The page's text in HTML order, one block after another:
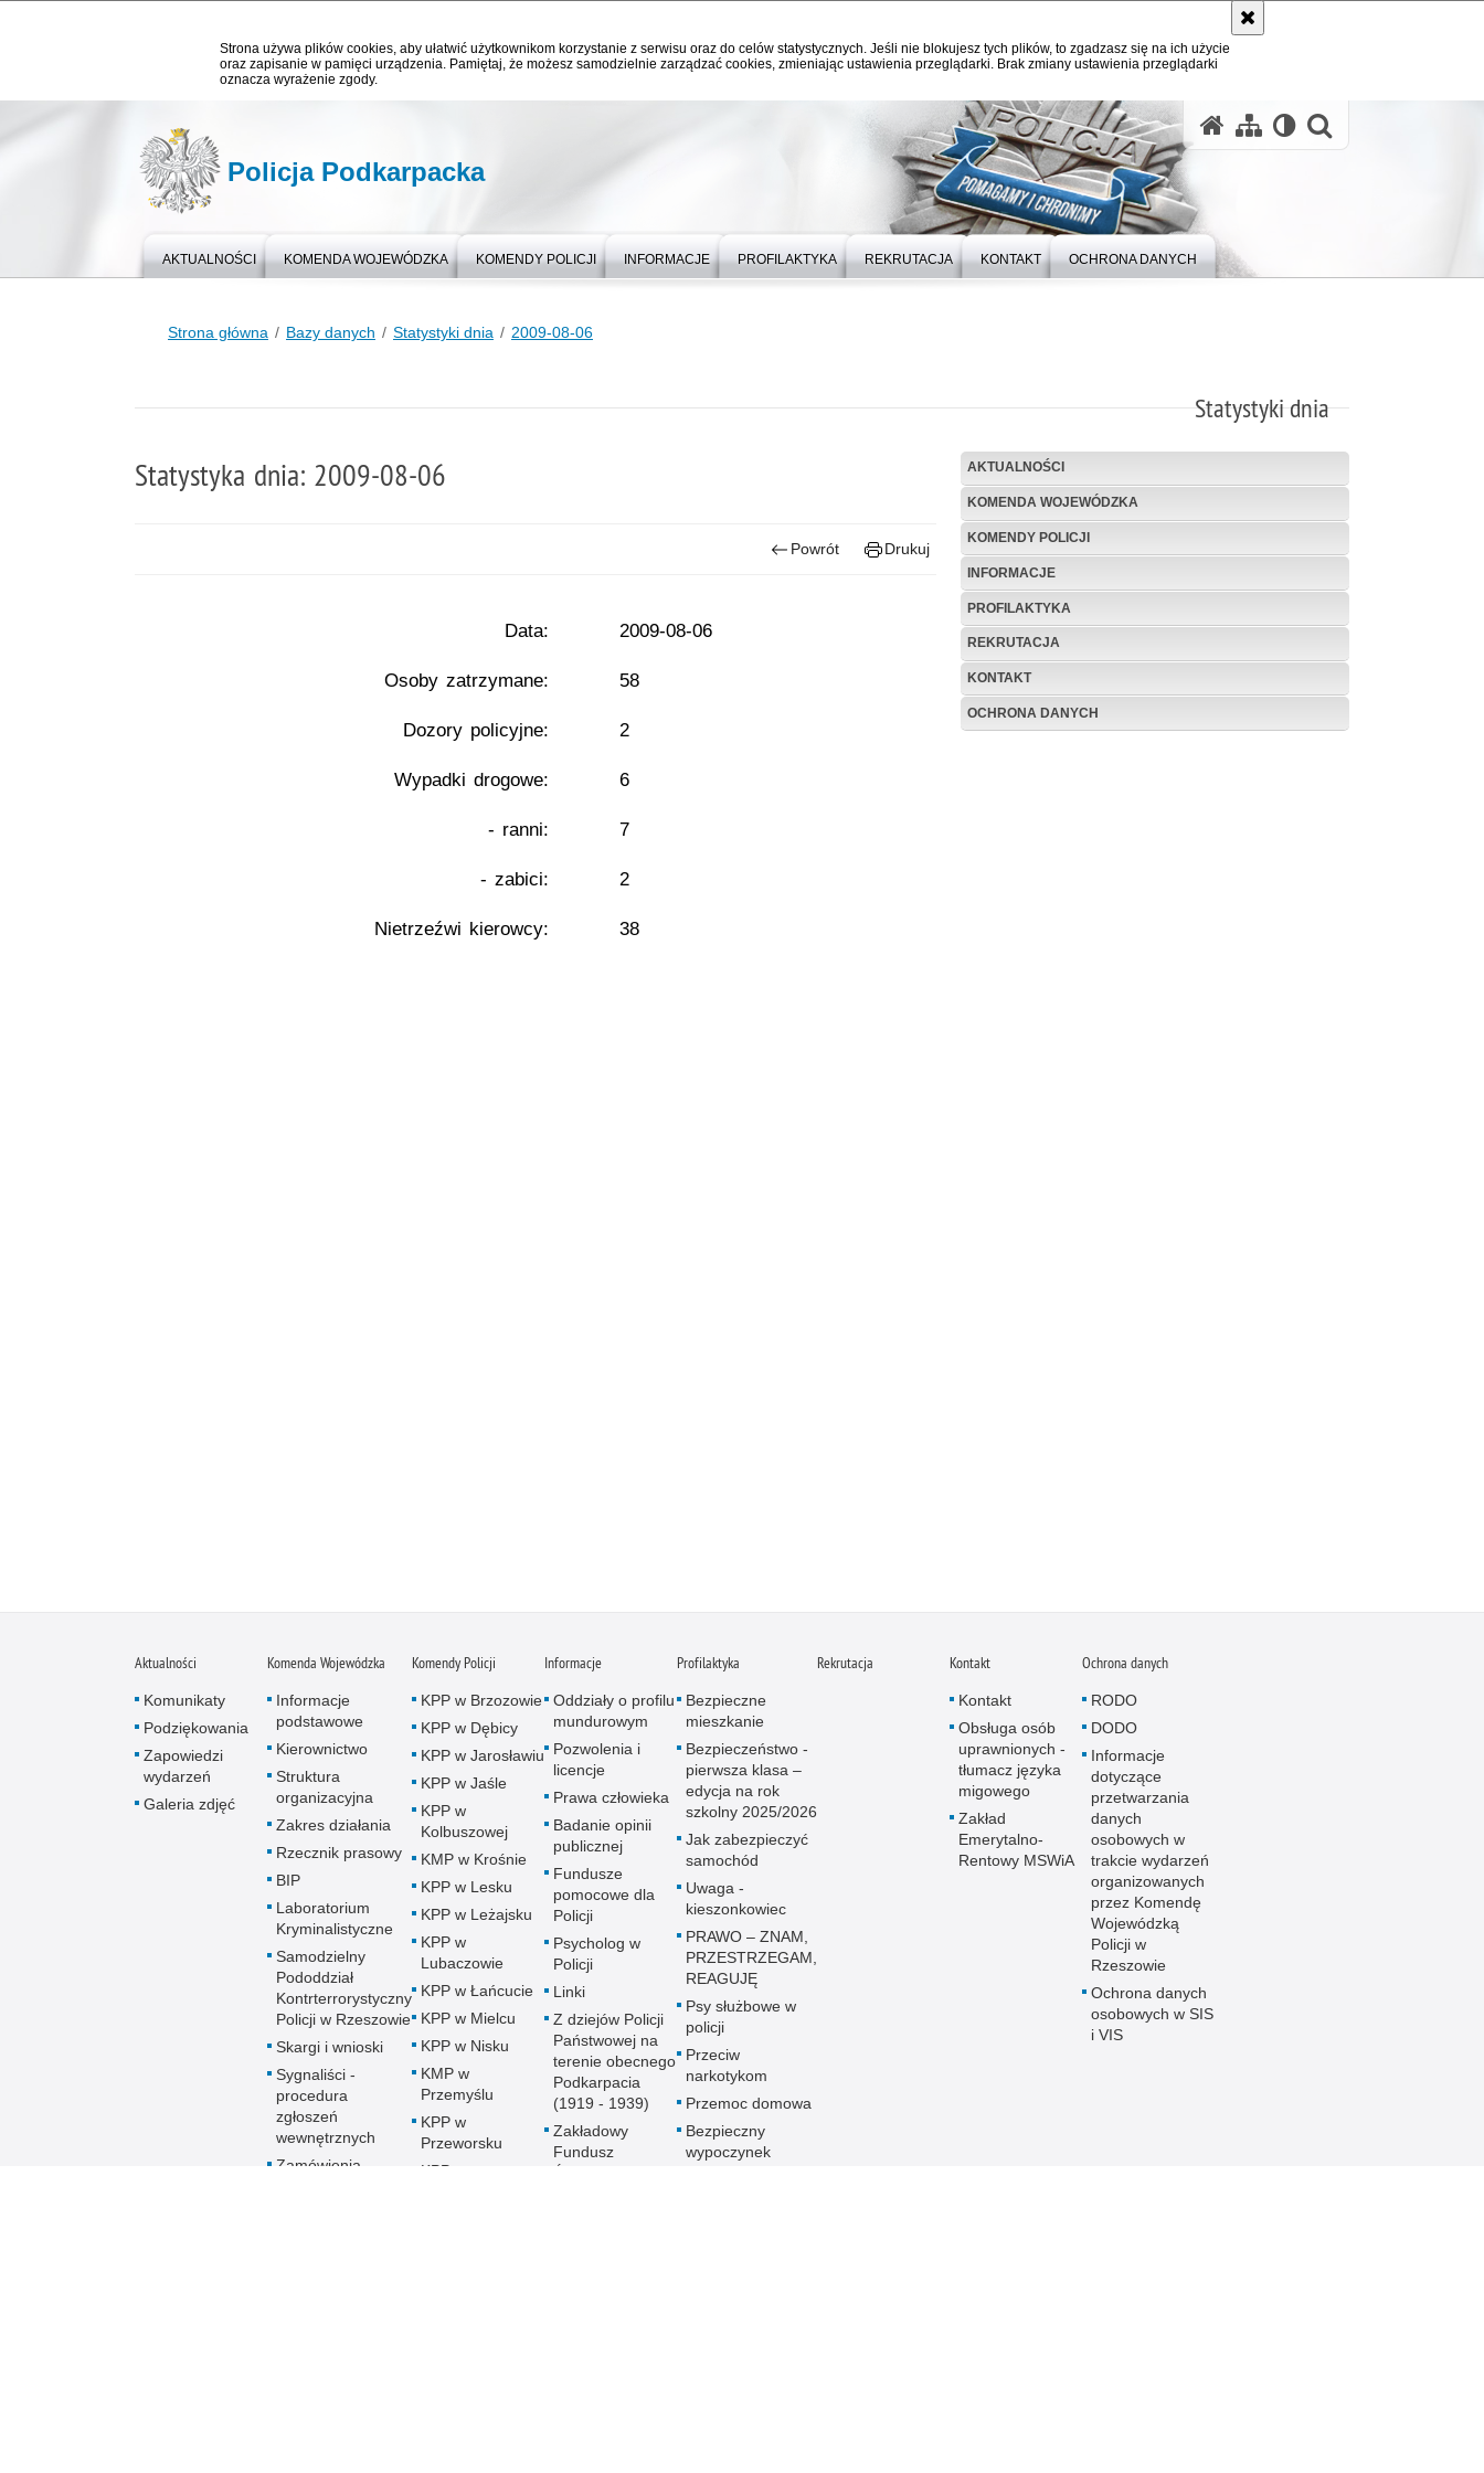
Strona używa plików cookies, aby ułatwić użytkownikom korzystanie z serwisu oraz do celów statystycznych. Jeśli nie blokujesz tych plików, to zgadzasz się na ich użycie
oraz zapisanie w pamięci urządzenia. Pamiętaj, że możesz samodzielnie zarządzać cookies, zmieniając ustawienia przeglądarki. Brak zmiany ustawienia przeglądarki
oznacza wyrażenie zgody.
Policja Podkarpacka
AKTUALNOŚCI KOMENDA WOJEWÓDZKA KOMENDY POLICJI INFORMACJE PROFILAKTYKA REKRUTACJA KONTAKT OCHRONA DANYCH
Strona główna Bazy danych Statystyki dnia 2009-08-06
Statystyki dnia
Statystyka dnia: 2009-08-06
Powrót Drukuj
Data: 2009-08-06
Osoby zatrzymane: 58
Dozory policyjne: 2
Wypadki drogowe: 6
- ranni: 7
- zabici: 2
Nietrzeźwi kierowcy: 38
AKTUALNOŚCI
KOMENDA WOJEWÓDZKA
KOMENDY POLICJI
INFORMACJE
PROFILAKTYKA
REKRUTACJA
KONTAKT
OCHRONA DANYCH
Aktualności
Komunikaty
Podziękowania
Zapowiedzi
wydarzeń
Galeria zdjęć
Komenda Wojewódzka
Informacje
podstawowe
Kierownictwo
Struktura
organizacyjna
Zakres działania
Rzecznik prasowy
BIP
Laboratorium
Kryminalistyczne
Samodzielny
Pododdział
Kontrterrorystyczny
Policji w Rzeszowie
Skargi i wnioski
Sygnaliści -
procedura
zgłoszeń
wewnętrznych
Zamówienia
Komendy Policji
KPP w Brzozowie
KPP w Dębicy
KPP w Jarosławiu
KPP w Jaśle
KPP w
Kolbuszowej
KMP w Krośnie
KPP w Lesku
KPP w Leżajsku
KPP w
Lubaczowie
KPP w Łańcucie
KPP w Mielcu
KPP w Nisku
KMP w
Przemyślu
KPP w
Przeworsku
KPP w
Informacje
Oddziały o profilu
mundurowym
Pozwolenia i
licencje
Prawa człowieka
Badanie opinii
publicznej
Fundusze
pomocowe dla
Policji
Psycholog w
Policji
Linki
Z dziejów Policji
Państwowej na
terenie obecnego
Podkarpacia
(1919 - 1939)
Zakładowy
Fundusz
Profilaktyka
Bezpieczne
mieszkanie
Bezpieczeństwo -
pierwsza klasa –
edycja na rok
szkolny 2025/2026
Jak zabezpieczyć
samochód
Uwaga -
kieszonkowiec
PRAWO – ZNAM,
PRZESTRZEGAM,
REAGUJĘ
Psy służbowe w
policji
Przeciw
narkotykom
Przemoc domowa
Bezpieczny
wypoczynek
Rekrutacja Kontakt
Kontakt
Obsługa osób
uprawnionych -
tłumacz języka
migowego
Zakład
Emerytalno-
Rentowy MSWiA
Ochrona danych
RODO
DODO
Informacje
dotyczące
przetwarzania
danych
osobowych w
trakcie wydarzeń
organizowanych
przez Komendę
Wojewódzką
Policji w
Rzeszowie
Ochrona danych
osobowych w SIS
i VIS